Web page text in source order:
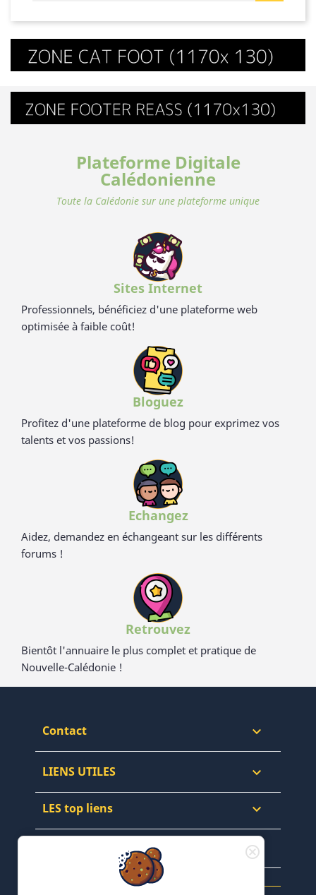
Plateforme Digitale
Calédonienne
Toute la Calédonie sur une plateforme unique
Sites Internet
Professionnels, bénéficiez d'une plateforme web
optimisée à faible coût!
Bloguez
Profitez d'une plateforme de blog pour exprimez vos
talents et vos passions!
Echangez
Aidez, demandez en échangeant sur les différents
forums !
Retrouvez
Bientôt l'annuaire le plus complet et pratique de
Nouvelle-Calédonie !
Contact 
LIENS UTILES 
LES top liens 
NEWSLETTERS & WEB 